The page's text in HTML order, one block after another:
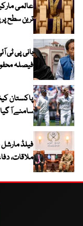
ترین سطح
بانی پی ٹی
فیصلہ
سامنے آ گیا
فیلڈ
ملاقات،